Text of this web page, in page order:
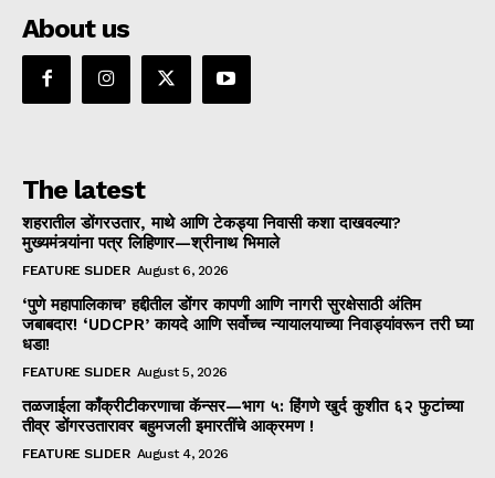
About us
The latest
शहरातील डोंगरउतार, माथे आणि टेकड्या निवासी कशा दाखवल्या?
मुख्यमंत्र्यांना पत्र लिहिणार—श्रीनाथ भिमाले
FEATURE SLIDER August 6, 2026
‘पुणे महापालिकाच’ हद्दीतील डोंगर कापणी आणि नागरी सुरक्षेसाठी अंतिम
जबाबदार! ‘UDCPR’ कायदे आणि सर्वोच्च न्यायालयाच्या निवाड्यांवरून तरी घ्या
धडा!
FEATURE SLIDER August 5, 2026
तळजाईला काँक्रीटीकरणाचा कॅन्सर—भाग ५: हिंगणे खुर्द कुशीत ६२ फुटांच्या
तीव्र डोंगरउतारावर बहुमजली इमारतींचे आक्रमण !
FEATURE SLIDER August 4, 2026